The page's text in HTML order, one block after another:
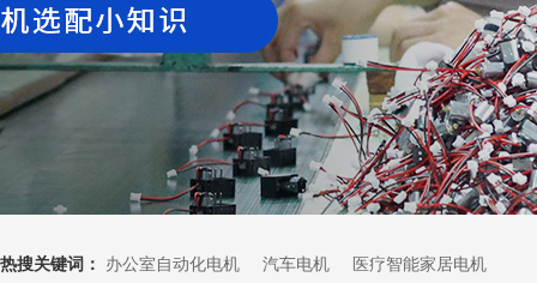
热搜关键词： 办公室自动化电机 汽车电机 医疗智能家居电机